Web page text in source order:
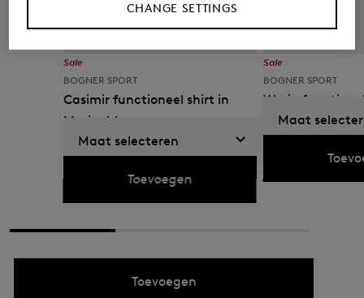
Sale
BOGNER SPORT
Casimir functioneel shirt in
Marineblauw
€ 119,00 € 195,00
Maat selecteren
Toevoegen
Sale
BOGNER SPORT
Warin
€ 119,00 € 195,00
Maat
Toevoegen
CHANGE SETTINGS